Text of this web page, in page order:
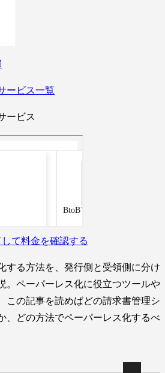
ービス一覧
ービス
て料金を確認する
する方法を、発行側と受領側に分け
。ペーパーレス化に役立つツールや
この記事を読めばどの請求書管理シ
、どの方法でペーパーレス化するべ